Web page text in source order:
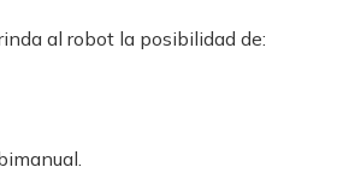
al robot la posibilidad de: